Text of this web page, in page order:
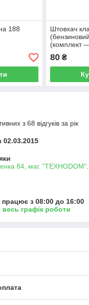
188
Штовхач
(комплект
80₴
з 68 відгуків за рік
84, маг. "ТЕХНОDOM",
працює з 08:00 до 16:00
весь графік роботи